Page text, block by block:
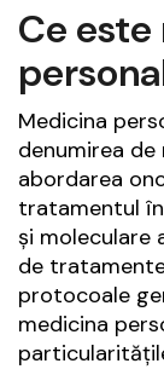
Ce
Medicina
denumirea
abordarea
tratamentul
și moleculare
de
protocoale
medicina